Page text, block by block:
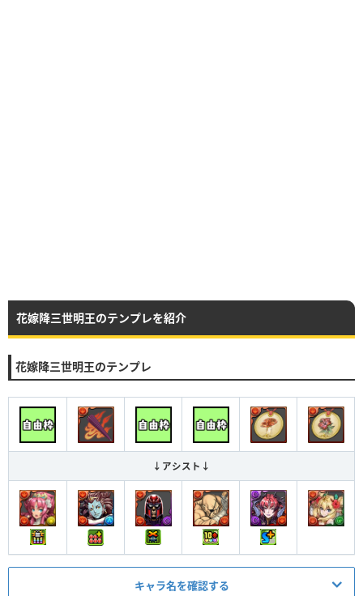
花嫁降三世明王のテンプレを紹介
花嫁降三世明王のテンプレ
↓アシスト↓
キャラ名を確認する